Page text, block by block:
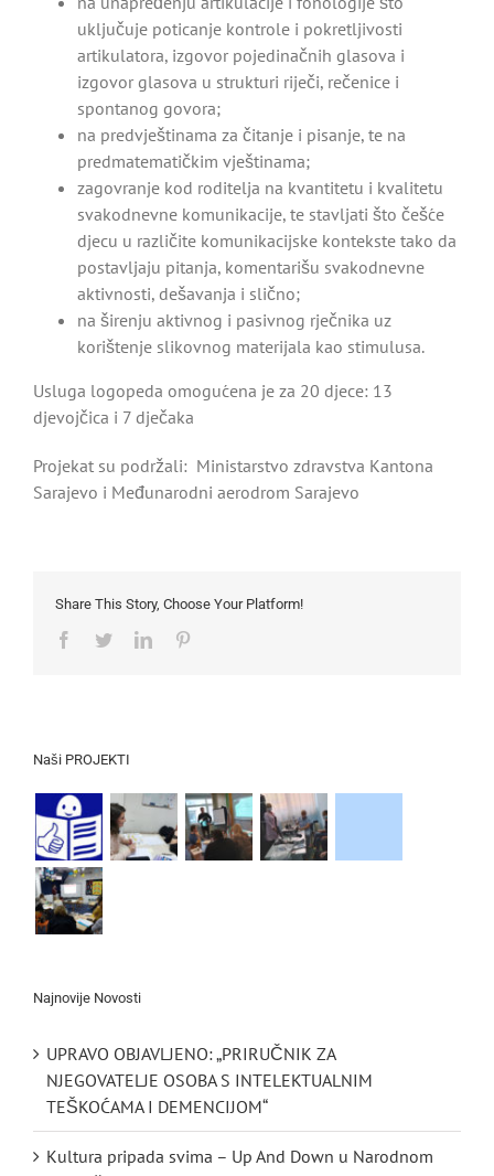
uključuje poticanje kontrole i pokretljivosti
artikulatora, izgovor pojedinačnih glasova i
izgovor glasova u strukturi riječi, rečenice i
spontanog govora;
na predvještinama za čitanje i pisanje, te na
predmatematičkim vještinama;
zagovranje kod roditelja na kvantitetu i kvalitetu
svakodnevne komunikacije, te stavljati što češće
djecu u različite komunikacijske kontekste tako da
postavljaju pitanja, komentarišu svakodnevne
aktivnosti, dešavanja i slično;
na širenju aktivnog i pasivnog rječnika uz
korištenje slikovnog materijala kao stimulusa.
Usluga logopeda omogućena je za 20 djece: 13
djevojčica i 7 dječaka
Projekat su podržali: Ministarstvo zdravstva Kantona
Sarajevo i Međunarodni aerodrom Sarajevo
Share This Story, Choose Your Platform!
Facebook
TwitterLinkedIn
Naši PROJEKTI
Najnovije Novosti
UPRAVO OBJAVLJENO: „PRIRUČNIK ZA
NJEGOVATELJE OSOBA S INTELEKTUALNIM
TEŠKOĆAMA I DEMENCIJOM“
Kultura pripada svima – Up And Down u Narodnom